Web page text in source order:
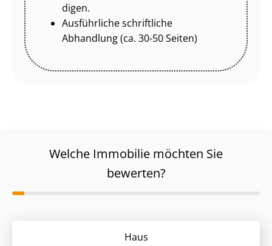
di­gen.
Ausführliche schriftliche
Abhandlung (ca. 30-50 Seiten)
Welche Immobilie möchten Sie
bewerten?
Haus